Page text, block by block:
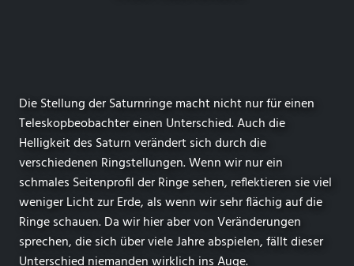
Die Stellung der Saturnringe macht nicht nur für einen
Teleskopbeobachter einen Unterschied. Auch die
Helligkeit des Saturn verändert sich durch die
verschiedenen Ringstellungen. Wenn wir nur ein
schmales Seitenprofil der Ringe sehen, reflektieren sie viel
weniger Licht zur Erde, als wenn wir sehr flächig auf die
Ringe schauen. Da wir hier aber von Veränderungen
sprechen, die sich über viele Jahre abspielen, fällt dieser